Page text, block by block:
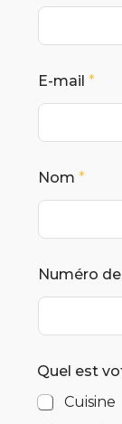
E-mail *
Nom *
Numéro
Quel est
Cuisine